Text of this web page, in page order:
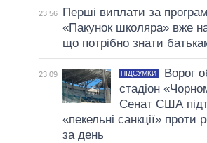
23:56
Перші виплати за
«Пакунок школяра» вже
що потрібно знати
23:09 ПІДСУМКИ
Ворог
стадіон
Сенат США
«пекельні санкції» проти
за день